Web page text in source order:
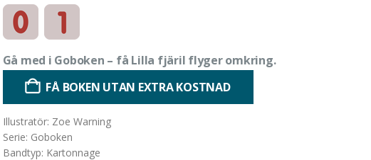
Kartonnage
Gå med i Goboken – få Lilla fjäril flyger omkring.
FÅ BOKEN UTAN EXTRA KOSTNAD
Illustratör: Zoe Warning
Serie: Goboken
Bandtyp: Kartonnage